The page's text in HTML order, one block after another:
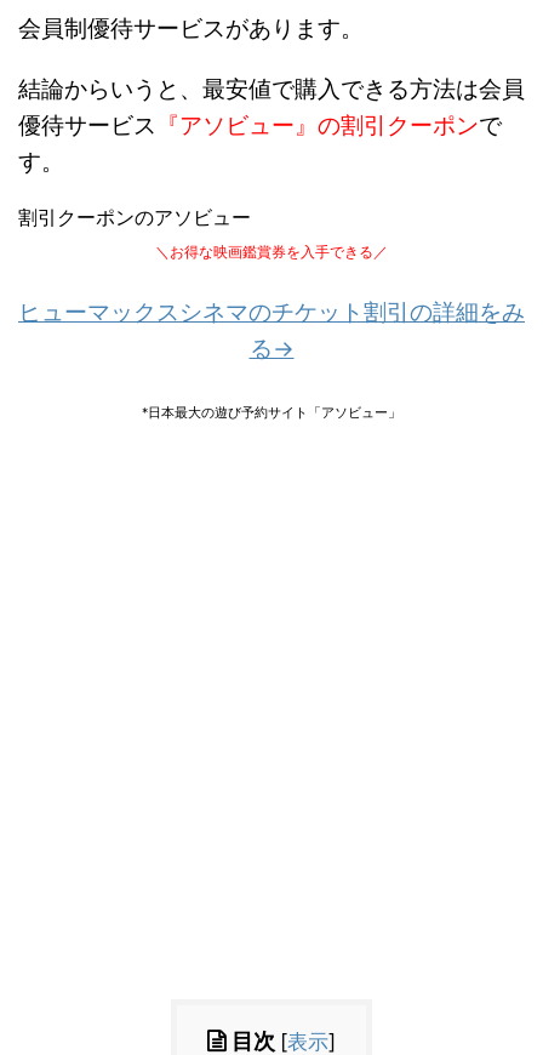
会員制優待サービスがあります。
結論からいうと、最安値で購入できる方法は会員
優待サービス 『アソビュー』の割引クーポンで
す。
割引クーポンのアソビュー
＼お得な映画鑑賞券を入手できる／
ヒューマックスシネマのチケット割引の詳細をみ
る→
*日本最大の遊び予約サイト「アソビュー」
目次 [表示]